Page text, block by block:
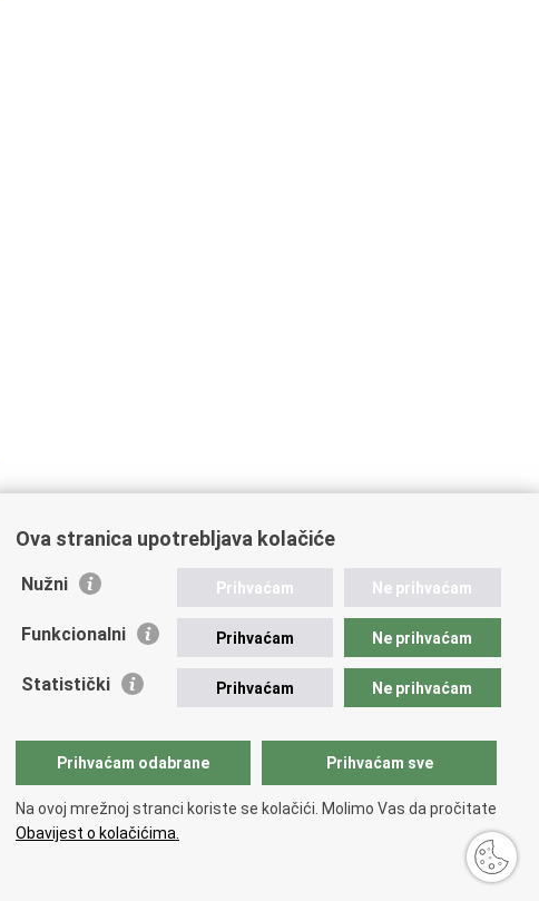
Javna nabava u MVEP-u
Nadzor rada i unutarnja revizija službe vanjskih poslova
Pučki pravobranitelj
pristupačnosti
Ova stranica upotrebljava kolačiće
Nužni Prihvaćam Ne prihvaćam
Funkcionalni Prihvaćam Ne prihvaćam
Statistički Prihvaćam Ne prihvaćam
Prihvaćam odabrane Prihvaćam sve
Na ovoj mrežnoj stranci koriste se kolačići. Molimo Vas da pročitate
Obavijest o kolačićima.